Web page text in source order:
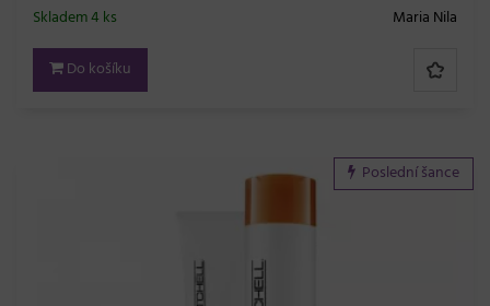
Maria Nila
Skladem 4 ks
Do košíku
Poslední šance